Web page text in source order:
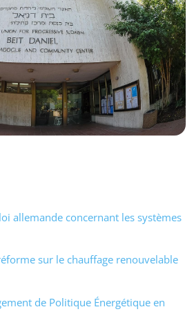
allemande concernant les systèmes
sur le chauffage renouvelable
de Politique Énergétique en